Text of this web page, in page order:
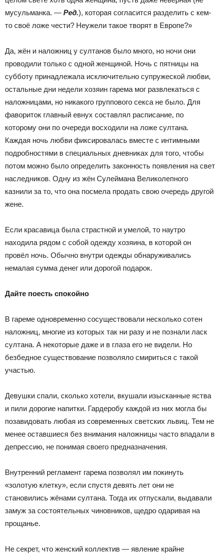
мусульманка. — Ред.), которая согласится разделить с кем-
то своё ложе чести? Неужели такое творят в Европе?»
Да, жён и наложниц у султанов было много, но ночи они
проводили только с одной женщиной. Ночь с пятницы на
субботу принадлежала исключительно супружеской любви,
остальные дни недели хозяин гарема мог развлекаться с
наложницами, но никакого группового секса не было. Для
фавориток главный евнух составлял расписание, по
которому они по очереди восходили на ложе султана.
Каждая ночь любви фиксировалась вместе с интимными
подробностями в специальных дневниках для того, чтобы
потом можно было определить законность появления на свет
наследников. Одну из жён Сулеймана Великолепного
казнили за то, что она посмела продать свою очередь другой
жене.
Если красавица была страстной и умелой, то наутро
находила рядом с собой одежду хозяина, в которой он
провёл ночь. Обычно внутри одежды обнаруживались
немалая сумма денег или дорогой подарок.
Дайте поесть спокойно
В гареме одновременно сосуществовали несколько сотен
наложниц, многие из которых так ни разу и не познали ласк
султана. А некоторые даже и в глаза его не видели. Но
безбедное существование позволяло смириться с такой
участью.
Девушки спали, сколько хотели, вкушали изысканные яства
и пили дорогие напитки. Гардеробу каждой из них могла бы
позавидовать любая из современных светских львиц. Тем не
менее оставшиеся без внимания наложницы часто впадали в
депрессию, не понимая своего предназначения.
Внутренний регламент гарема позволял им покинуть
«золотую клетку», если спустя девять лет они не
становились жёнами султана. Тогда их отпускали, выдавали
замуж за состоятельных чиновников, щедро одаривая на
прощанье.
Не секрет, что женский коллектив — явление крайне